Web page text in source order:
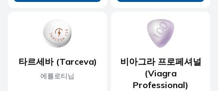
타르세바 (Tarceva)
에를로티닙
비아그라 프로페셔널
(Viagra
Professional)